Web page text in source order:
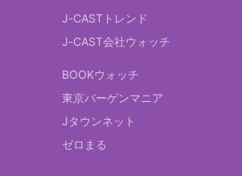
J-CASTトレンド
J-CAST会社ウォッチ
BOOKウォッチ
東京バーゲンマニア
Jタウンネット
ゼロまる